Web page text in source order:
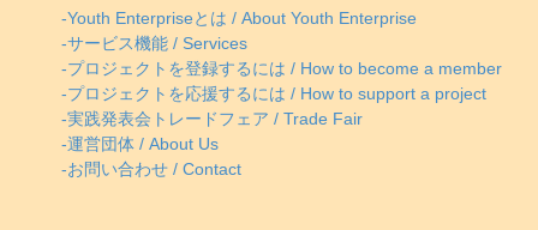
-Youth Enterpriseとは / About Youth Enterprise
-サービス機能 / Services
-プロジェクトを登録するには / How to become a member
-プロジェクトを応援するには / How to support a project
-実践発表会トレードフェア / Trade Fair
-運営団体 / About Us
-お問い合わせ / Contact